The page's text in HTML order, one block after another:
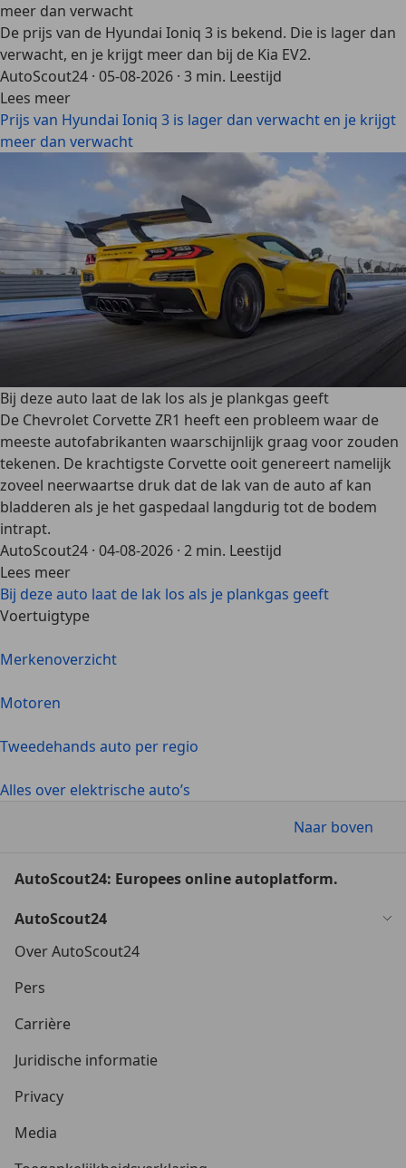
meer dan verwacht
De prijs van de Hyundai Ioniq 3 is bekend. Die is lager dan
verwacht, en je krijgt meer dan bij de Kia EV2.
AutoScout24 · 05-08-2026 · 3 min. Leestijd
Lees meer
Prijs van Hyundai Ioniq 3 is lager dan verwacht en je krijgt
meer dan verwacht
Bij deze auto laat de lak los als je plankgas geeft
De Chevrolet Corvette ZR1 heeft een probleem waar de
meeste autofabrikanten waarschijnlijk graag voor zouden
tekenen. De krachtigste Corvette ooit genereert namelijk
zoveel neerwaartse druk dat de lak van de auto af kan
bladderen als je het gaspedaal langdurig tot de bodem
intrapt.
AutoScout24 · 04-08-2026 · 2 min. Leestijd
Lees meer
Bij deze auto laat de lak los als je plankgas geeft
Voertuigtype
Merkenoverzicht
Motoren
Tweedehands auto per regio
Alles over elektrische auto’s
Naar boven
AutoScout24: Europees online autoplatform.
AutoScout24
Over AutoScout24
Pers
Carrière
Juridische informatie
Privacy
Media